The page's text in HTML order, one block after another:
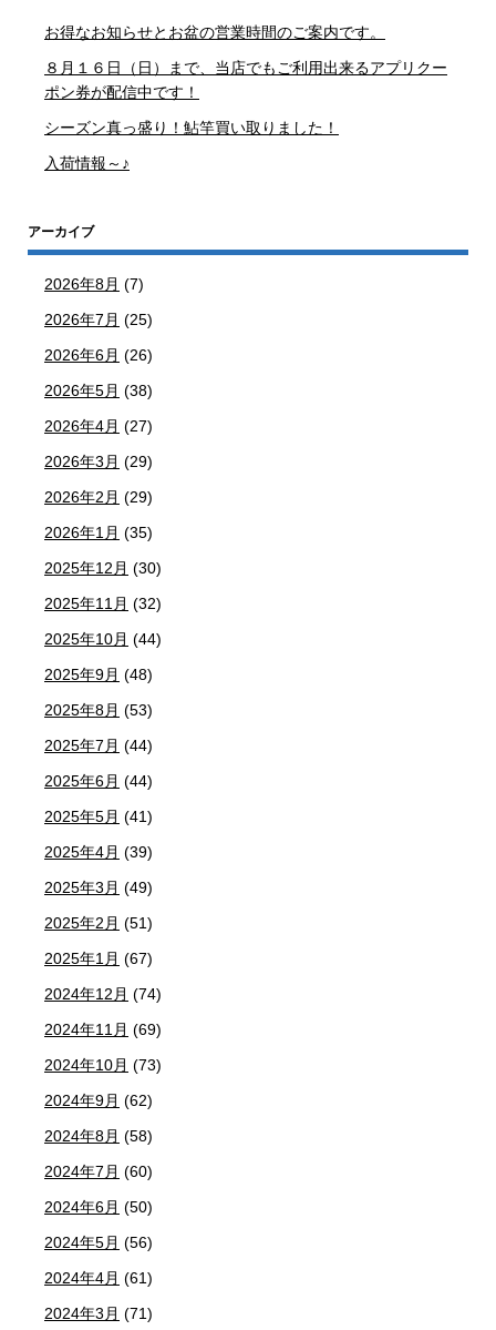
お得なお知らせとお盆の営業時間のご案内です。
８月１６日（日）まで、当店でもご利用出来るアプリクー
ポン券が配信中です！
シーズン真っ盛り！鮎竿買い取りました！
入荷情報～♪
アーカイブ
2026年8月 (7)
2026年7月 (25)
2026年6月 (26)
2026年5月 (38)
2026年4月 (27)
2026年3月 (29)
2026年2月 (29)
2026年1月 (35)
2025年12月 (30)
2025年11月 (32)
2025年10月 (44)
2025年9月 (48)
2025年8月 (53)
2025年7月 (44)
2025年6月 (44)
2025年5月 (41)
2025年4月 (39)
2025年3月 (49)
2025年2月 (51)
2025年1月 (67)
2024年12月 (74)
2024年11月 (69)
2024年10月 (73)
2024年9月 (62)
2024年8月 (58)
2024年7月 (60)
2024年6月 (50)
2024年5月 (56)
2024年4月 (61)
2024年3月 (71)